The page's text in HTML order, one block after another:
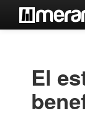
Estantes
El